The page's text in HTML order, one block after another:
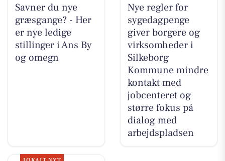
Savner du nye
græsgange? - Her
er nye ledige
stillinger i Ans By
og omegn
Nye regler for
sygedagpenge
giver borgere og
virksomheder i
Silkeborg
Kommune mindre
kontakt med
jobcenteret og
større fokus på
dialog med
arbejdspladsen